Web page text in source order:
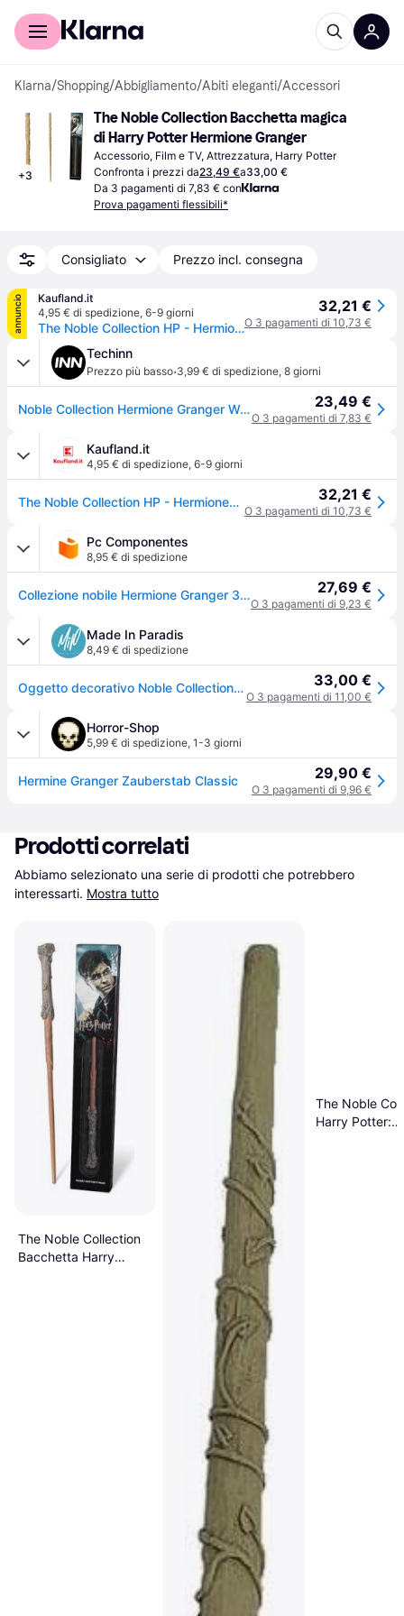
Per il tuo shopping
Klarna/Shopping/Abbigliamento/Abiti eleganti/Accessori
+3
The Noble Collection Bacchetta magica
di Harry Potter Hermione Granger
Accessorio, Film e TV, Attrezzatura, Harry Potter
Confronta i prezzi da23,49 €a33,00 €
Da 3 pagamenti di 7,83 € con
Prova pagamenti flessibili*
Consigliato Prezzo incl. consegna
annuncio
Kaufland.it
4,95 € di spedizione, 6-9 giorni
The Noble Collection HP - Hermiones Wand (Blister), NN0002
32,21 €
O 3 pagamenti di 10,73 €
Techinn
Prezzo più basso·3,99 € di spedizione, 8 giorni
Noble Collection Hermione Granger Wand Multicolor 23,49 €
O 3 pagamenti di 7,83 €
Kaufland.it
4,95 € di spedizione, 6-9 giorni
The Noble Collection HP - Hermiones Wand (Blister), NN0002 32,21 €
O 3 pagamenti di 10,73 €
Pc Componentes
8,95 € di spedizione
Collezione nobile Hermione Granger 35 cm 27,69 €
O 3 pagamenti di 9,23 €
Made In Paradis
8,49 € di spedizione
Oggetto decorativo Noble Collection Harry Potter Hermione - Beige - 38 cm 33,00 €
O 3 pagamenti di 11,00 €
Horror-Shop
5,99 € di spedizione, 1-3 giorni
Hermine Granger Zauberstab Classic 29,90 €
O 3 pagamenti di 9,96 €
Prodotti correlati
Abbiamo selezionato una serie di prodotti che potrebbero
interessarti. Mostra tutto
The Noble Collection
Bacchetta Harry
The Noble
Harry Potter: